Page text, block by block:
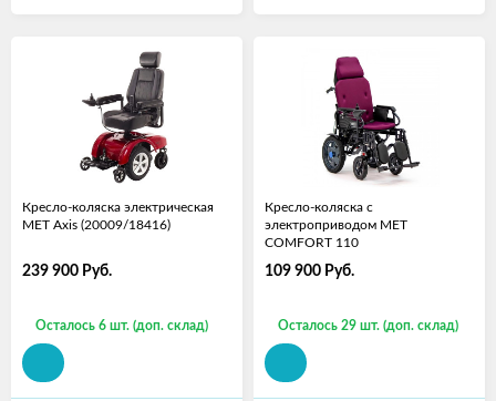
Кресло-коляска электрическая
MET Axis (20009/18416)
239 900 Руб.
Осталось 6 шт. (доп. склад)
Кресло-коляска с
электроприводом MET
COMFORT 110
109 900 Руб.
Осталось 29 шт. (доп. склад)